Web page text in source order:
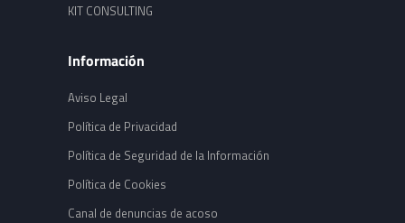
KIT CONSULTING
Información
Aviso Legal
Política de Privacidad
Política de Seguridad de la Información
Política de Cookies
Canal de denuncias de acoso